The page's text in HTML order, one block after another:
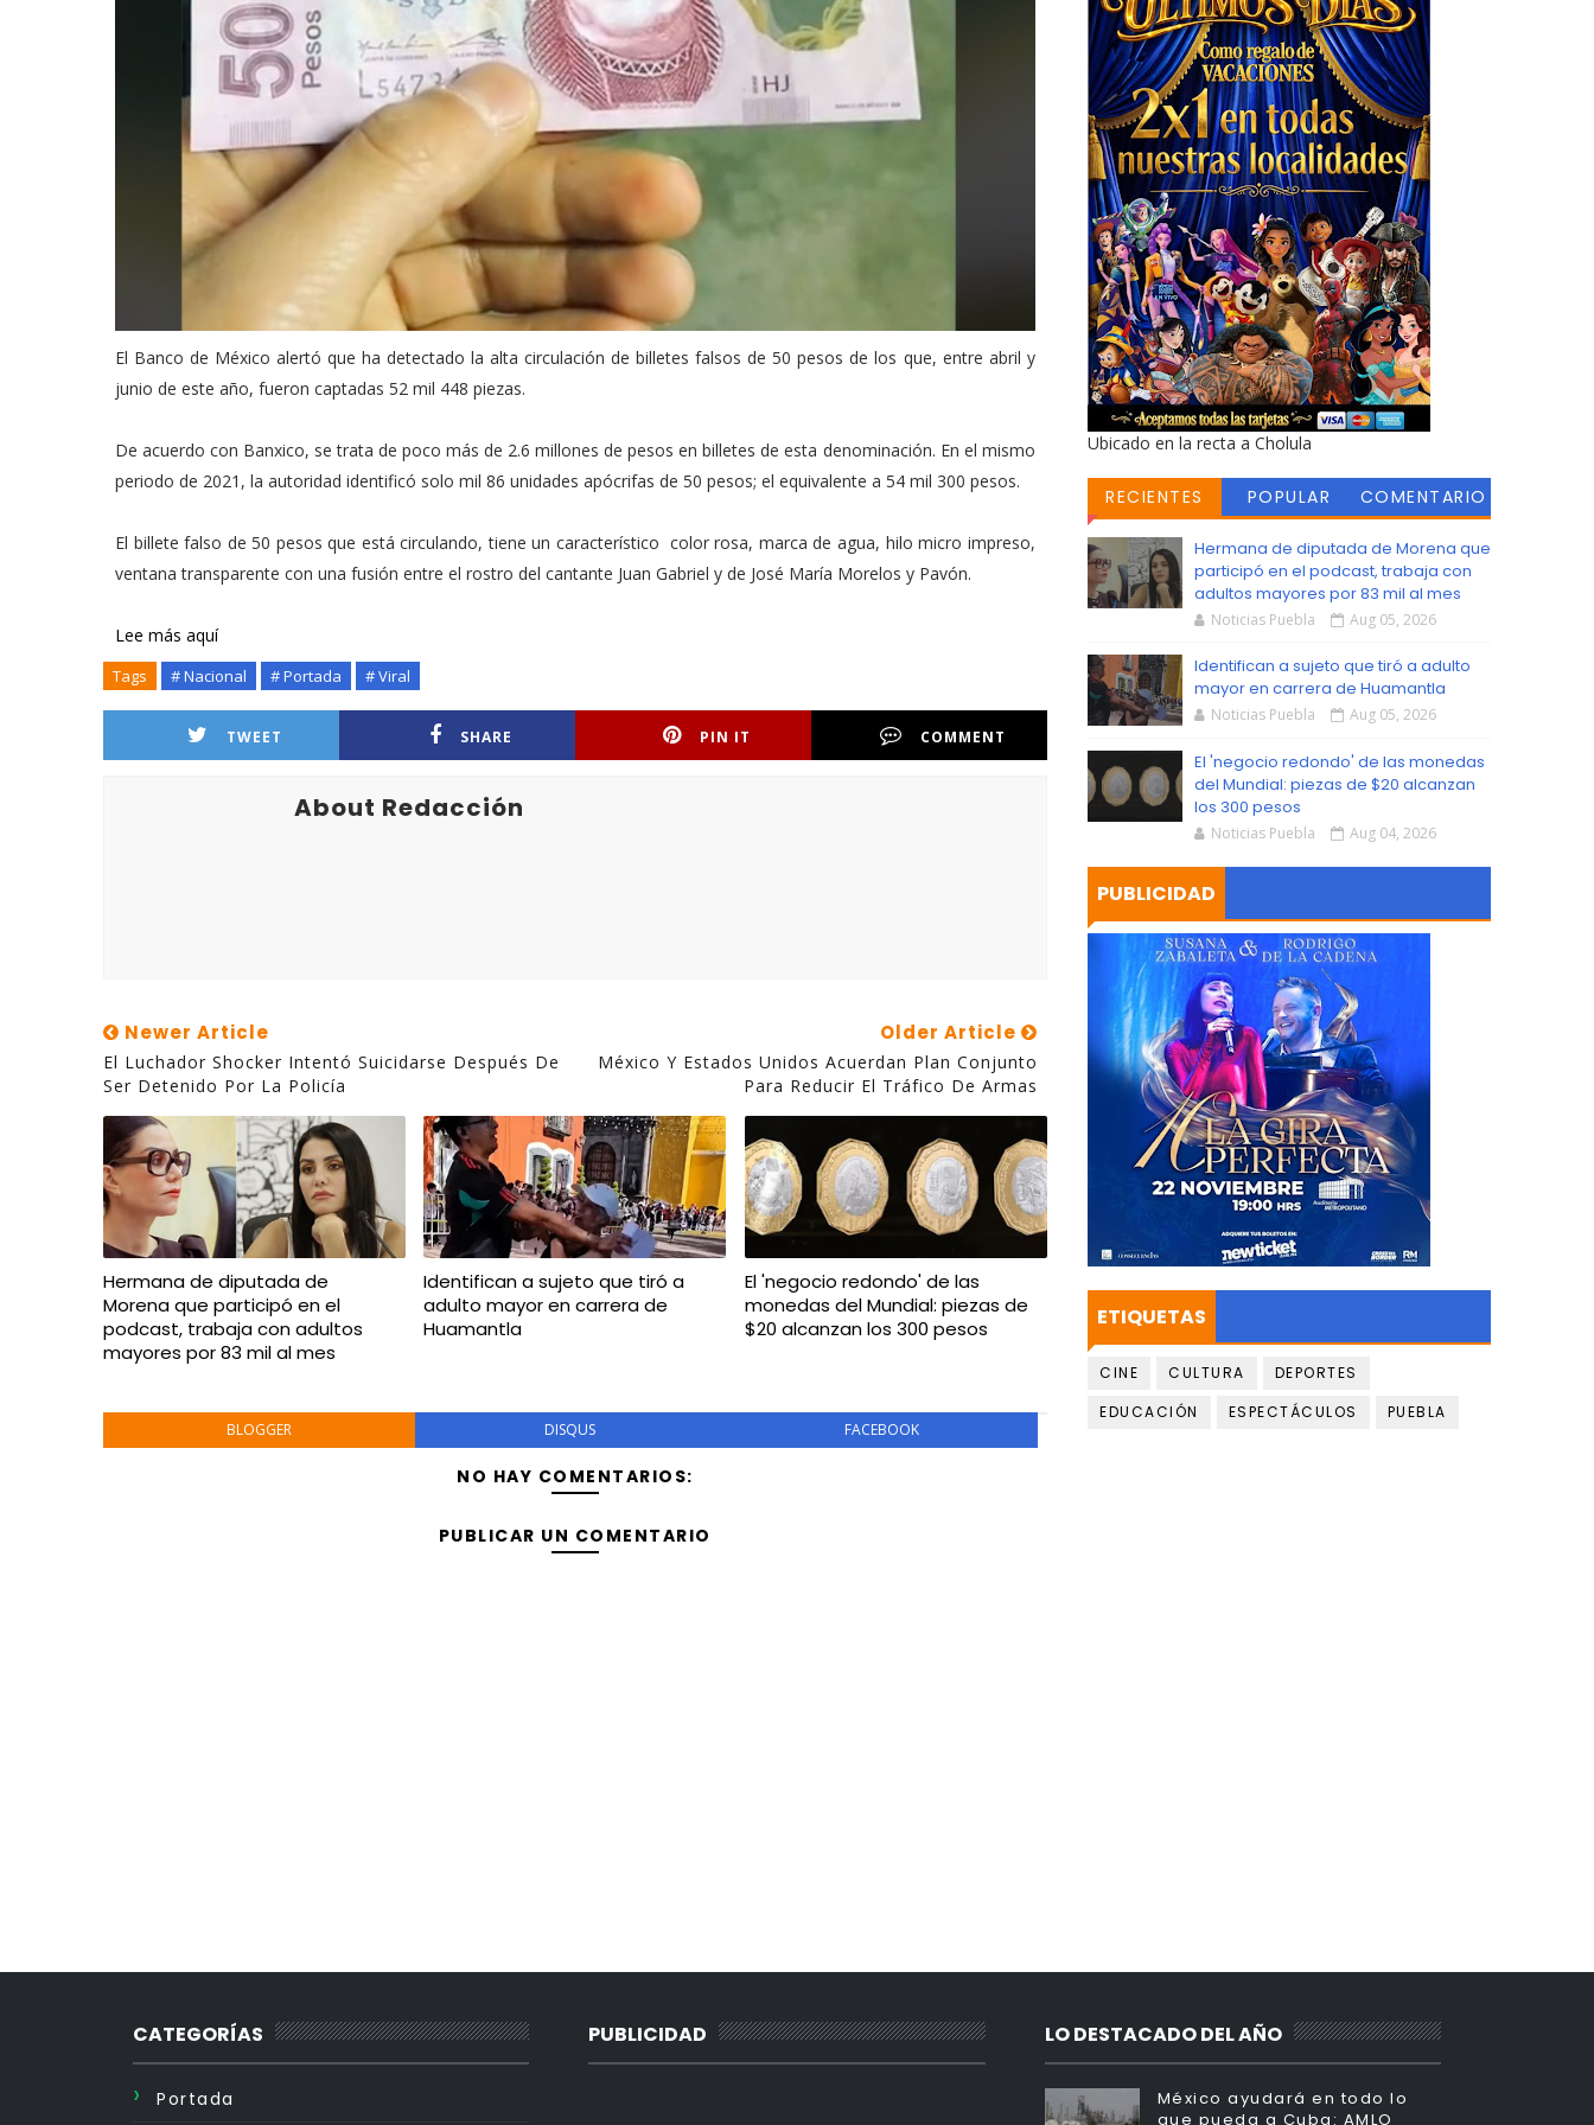
El Banco de México alertó que ha detectado la alta circulación de billetes falsos de 50 pesos de los que, entre abril y
junio de este año, fueron captadas 52 mil 448 piezas.
De acuerdo con Banxico, se trata de poco más de 2.6 millones de pesos en billetes de esta denominación. En el mismo
periodo de 2021, la autoridad identificó solo mil 86 unidades apócrifas de 50 pesos; el equivalente a 54 mil 300 pesos.
El billete falso de 50 pesos que está circulando, tiene un característico color rosa, marca de agua, hilo micro impreso,
ventana transparente con una fusión entre el rostro del cantante Juan Gabriel y de José María Morelos y Pavón.
Lee más aquí
Tags # Nacional # Portada # Viral
TWEET SHARE PIN IT COMMENT
About Redacción
Newer Article
El Luchador Shocker Intentó Suicidarse Después De
Ser Detenido Por La Policía
Older Article
México Y Estados Unidos Acuerdan Plan Conjunto
Para Reducir El Tráfico De Armas
Hermana de diputada de
Morena que participó en el
podcast, trabaja con adultos
mayores por 83 mil al mes
Identifican a sujeto que tiró a
adulto mayor en carrera de
Huamantla
El 'negocio redondo' de las
monedas del Mundial: piezas de
$20 alcanzan los 300 pesos
BLOGGER DISQUS FACEBOOK
NO HAY COMENTARIOS:
PUBLICAR UN COMENTARIO
Ubicado en la recta a Cholula
RECIENTES POPULAR
COMENTARIO
Hermana de diputada de Morena que
participó en el podcast, trabaja con
adultos mayores por 83 mil al mes
Noticias Puebla Aug 05, 2026
Identifican a sujeto que tiró a adulto
mayor en carrera de Huamantla
Noticias Puebla Aug 05, 2026
El 'negocio redondo' de las monedas
del Mundial: piezas de $20 alcanzan
los 300 pesos
Noticias Puebla Aug 04, 2026
PUBLICIDAD
ETIQUETAS
CINE CULTURA
DEPORTES
EDUCACIÓN
ESPECTÁCULOS PUEBLA
CATEGORÍAS
Portada
PUBLICIDAD LO DESTACADO DEL AÑO
México ayudará en todo lo
que pueda a Cuba: AMLO